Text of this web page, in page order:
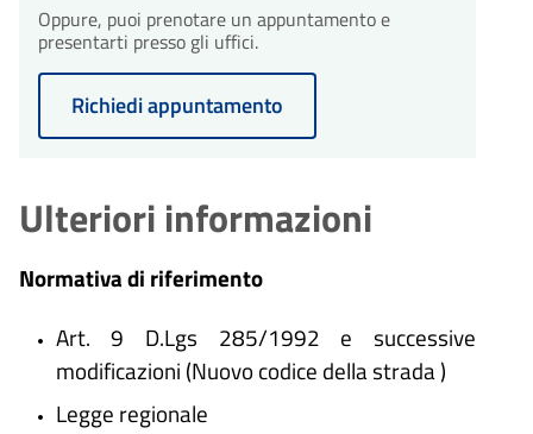
Oppure, puoi prenotare un appuntamento e
presentarti presso gli uffici.
Richiedi appuntamento
Ulteriori informazioni
Normativa di riferimento
Art. 9 D.Lgs 285/1992 e successive
modificazioni (Nuovo codice della strada )
Legge regionale